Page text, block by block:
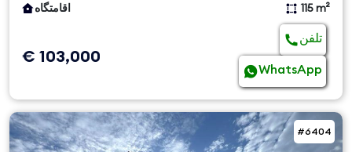
اقامتگاه
115 m²
€ 103,000
تلفن
WhatsApp
#6404